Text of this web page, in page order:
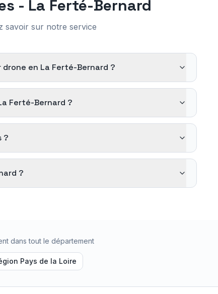
- La Ferté-Bernard
savoir sur notre service
en La Ferté-Bernard ?
Ferté-Bernard ?
?
?
dans tout le département
Pays de la Loire